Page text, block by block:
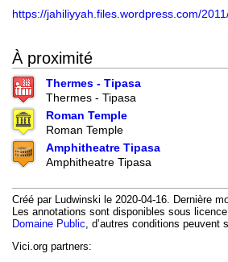
https://jahiliyyah.files.wordpress.com/
À proximité
Thermes - Tipasa
Thermes - Tipasa
Roman Temple
Roman Temple
Amphitheatre Tipasa
Amphitheatre Tipasa
Créé par Ludwinski le 2020-04-16. Dernière
Les annotations sont disponibles sous licence
Domaine Public, d’autres conditions peuvent
Vici.org partners: